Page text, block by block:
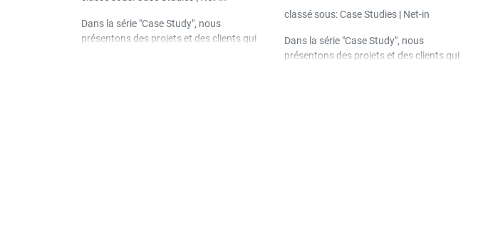
Dans la série "Case Study", nous
présentons des projets et des clients qui
classé sous:Case Studies | Net-in
Dans la série "Case Study", nous
présentons des projets et des clients qui